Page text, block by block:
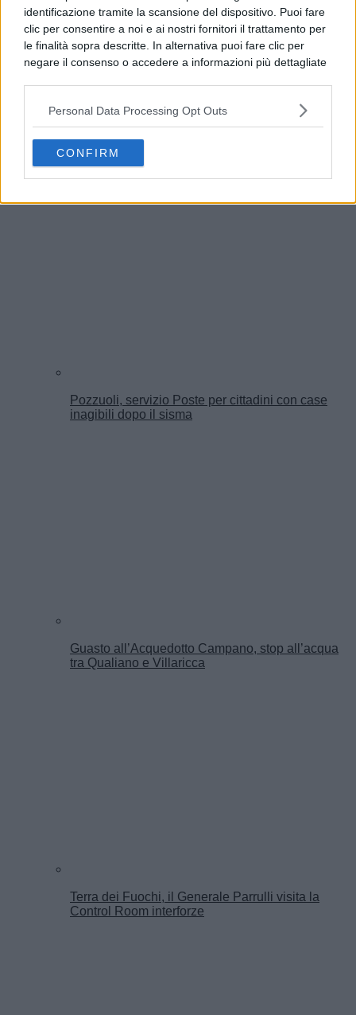
identificazione tramite la scansione del dispositivo. Puoi fare
clic per consentire a noi e ai nostri fornitori il trattamento per
le finalità sopra descritte. In alternativa puoi fare clic per
negare il consenso o accedere a informazioni più dettagliate
possono non richiedere il tuo consenso, ma hai il diritto di
opporti a tale trattamento. Le tue preferenze si
preferenze in qualsiasi momento ritornando su questo sito o
consultando la nostrainformativa sulla riservatezza.
Personal Data Processing Opt Outs
CONFIRM
America’s Cup, Casamicciola espone le prime
bandiere ufficiali
Pozzuoli, servizio Poste per cittadini con case
inagibili dopo il sisma
Guasto all’Acquedotto Campano, stop all’acqua
tra Qualiano e Villaricca
Terra dei Fuochi, il Generale Parrulli visita la
Control Room interforze